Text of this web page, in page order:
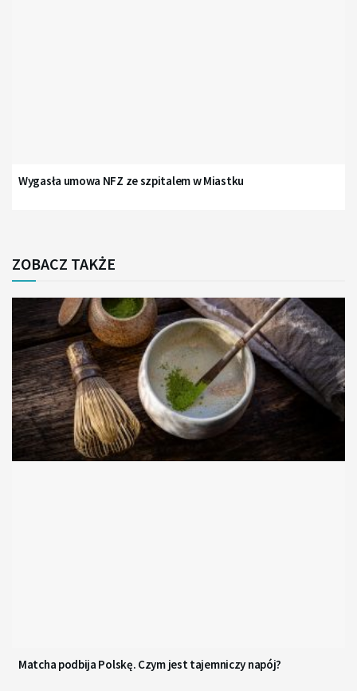
Wygasła umowa NFZ ze szpitalem w Miastku
ZOBACZ TAKŻE
Matcha podbija Polskę. Czym jest tajemniczy napój?